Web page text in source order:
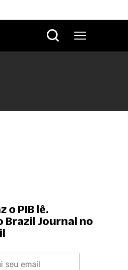
o PIB lê.
Brazil Journal no